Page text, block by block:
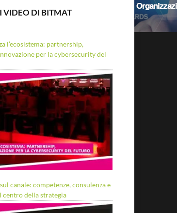
VIDEO DI BITMAT
l’ecosistema: partnership,
per la cybersecurity del
canale: competenze, consulenza e
centro della strategia